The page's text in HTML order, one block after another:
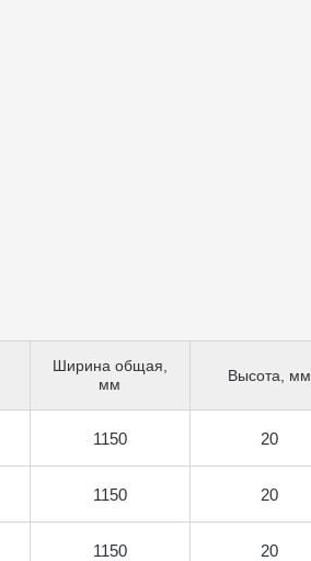
Ширина общая,
мм
Высота, мм
1150 20
1150 20
1150 20